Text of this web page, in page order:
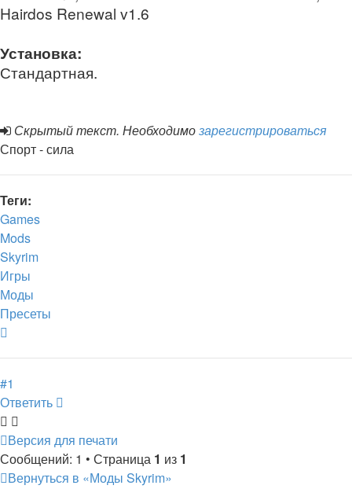
Hairdos Renewal v1.6
Установка:
Стандартная.
Скрытый текст. Необходимозарегистрироваться
Спорт - сила
Теги:
Games
Mods
Skyrim
Игры
Моды
Пресеты
#1
Ответить
Версия для печати
Сообщений: 1 • Страница 1 из 1
Вернуться в «Моды Skyrim»